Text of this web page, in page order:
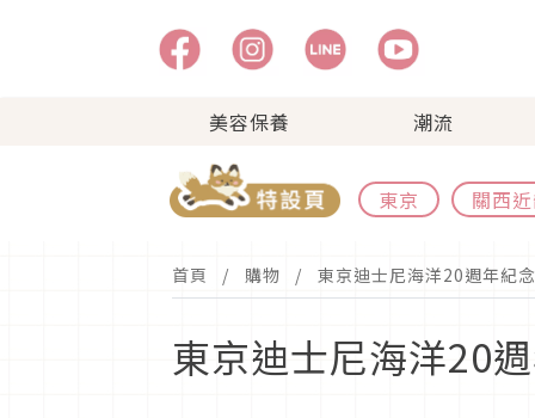
美容保養 潮流
東京 關西
首頁 購物 東京迪士尼海洋20週年紀
東京迪士尼海洋20